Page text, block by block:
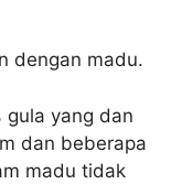
dengan madu.
gula yang dan
dan beberapa
madu tidak